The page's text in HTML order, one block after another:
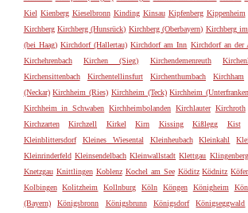
Kiel Kienberg Kieselbronn Kinding Kinsau Kipfenberg Kippenheim
Kirchberg Kirchberg (Hunsrück) Kirchberg (Oberbayern) Kirchberg
(bei Haag) Kirchdorf (Hallertau) Kirchdorf am Inn Kirchdorf an der
Kirchehrenbach
Kirchen (Sieg) Kirchendemenreuth
Kirchensittenbach
Kirchentellinsfurt Kirchenthumbach Kirchham
(Neckar) Kirchheim (Ries) Kirchheim (Teck) Kirchheim
Kirchheim in Schwaben Kirchheimbolanden Kirchlauter Kirchroth
Kirchzarten
Kirchzell Kirkel Kirn Kissing Kißlegg Kist
Kleinblittersdorf
Kleines Wiesental Kleinheubach Kleinkahl
Kleinrinderfeld Kleinsendelbach Kleinwallstadt Klettgau
Knetzgau Knittlingen Koblenz Kochel am See Köditz Ködnitz
Kolbingen
Kolitzheim Kollnburg Köln Köngen Königheim
(Bayern)
Königsbronn Königsbrunn Königsdorf Königseggwald